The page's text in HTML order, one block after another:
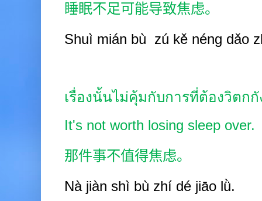
睡眠不足可能导致焦虑。
Shuì mián bù zú kě néng dǎo
เรื่องนั้นไม่คุ้มกับการที่ต้องวิตกกั
It's not worth losing sleep over.
那件事不值得焦虑。
Nà jiàn shì bù zhí dé jiāo lǜ.